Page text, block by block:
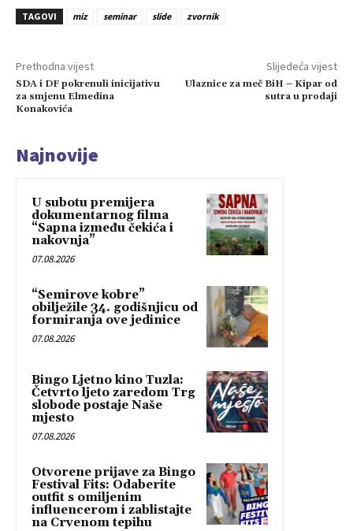
TAGOVI miz seminar slide zvornik
Prethodna vijest
SDA i DF pokrenuli inicijativu
za smjenu Elmedina
Konakovića
Slijedeća vijest
Ulaznice za meč BiH – Kipar od
sutra u prodaji
Najnovije
U subotu premijera
dokumentarnog filma
“Sapna između čekića i
nakovnja”
07.08.2026
“Semirove kobre”
obilježile 34. godišnjicu od
formiranja ove jedinice
07.08.2026
Bingo Ljetno kino Tuzla:
Četvrto ljeto zaredom Trg
slobode postaje Naše
mjesto
07.08.2026
Otvorene prijave za Bingo
Festival Fits: Odaberite
outfit s omiljenim
influencerom i zablistajte
na Crvenom tepihu